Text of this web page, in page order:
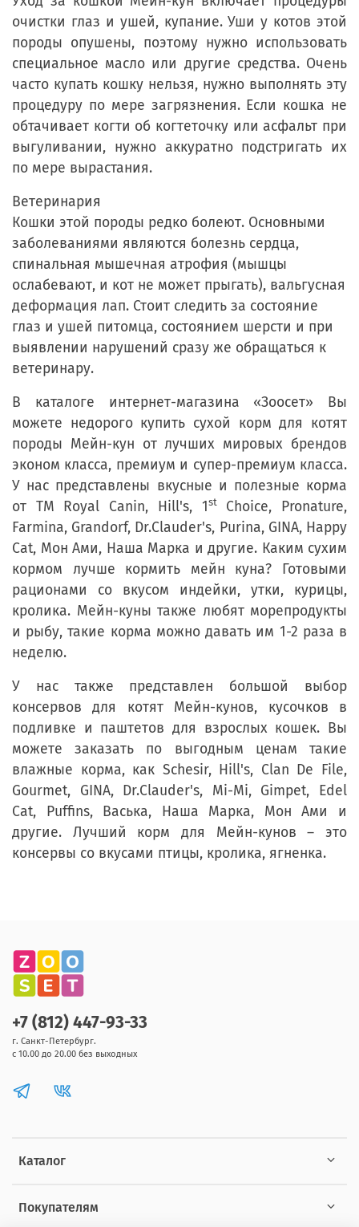
очистки глаз и ушей, купание. Уши у котов этой
породы опушены, поэтому нужно использовать
специальное масло или другие средства. Очень
часто купать кошку нельзя, нужно выполнять эту
процедуру по мере загрязнения. Если кошка не
обтачивает когти об когтеточку или асфальт при
выгуливании, нужно аккуратно подстригать их
по мере вырастания.
Ветеринария
Кошки этой породы редко болеют. Основными
заболеваниями являются болезнь сердца,
спинальная мышечная атрофия (мышцы
ослабевают, и кот не может прыгать), вальгусная
деформация лап. Стоит следить за состояние
глаз и ушей питомца, состоянием шерсти и при
выявлении нарушений сразу же обращаться к
ветеринару.
В каталоге интернет-магазина «Зоосет» Вы
можете недорого купить сухой корм для котят
породы Мейн-кун от лучших мировых брендов
эконом класса, премиум и супер-премиум класса.
У нас представлены вкусные и полезные корма
от ТМ Royal Canin, Hill's, 1stChoice, Pronature,
Farmina, Grandorf, Dr.Clauder's, Purina, GINA, Happy
Cat, Мон Ами, Наша Марка и другие. Каким сухим
кормом лучше кормить мейн куна? Готовыми
рационами со вкусом индейки, утки, курицы,
кролика. Мейн-куны также любят морепродукты
и рыбу, такие корма можно давать им 1-2 раза в
неделю.
У нас также представлен большой выбор
консервов для котят Мейн-кунов, кусочков в
подливке и паштетов для взрослых кошек. Вы
можете заказать по выгодным ценам такие
влажные корма, как Schesir, Hill's, Clan De File,
Gourmet, GINA, Dr.Clauder's, Mi-Mi, Gimpet, Edel
Cat, Puffins, Васька, Наша Марка, Мон Ами и
другие. Лучший корм для Мейн-кунов – это
консервы со вкусами птицы, кролика, ягненка.
Каталог
Покупателям
+7 (812) 447-93-33
г. Санкт-Петербург.
с 10.00 до 20.00 без выходных